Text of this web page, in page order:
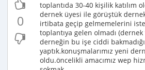
0
toplantıda 30-40 kişilik katılım
dernek üyesi ile görüştük
irtibata geçip gelmemelerini
toplantıya gelen olmadı
derneğin bu işe ciddi
yaptık.konuşmalarımız yeni
oldu.öncelikli amacımız wep